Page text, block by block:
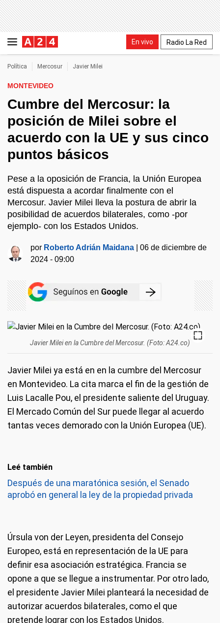
En vivo Radio La Red
Política Mercosur Javier Milei
MONTEVIDEO
Cumbre del Mercosur: la
posición de Milei sobre el
acuerdo con la UE y sus cinco
puntos básicos
Pese a la oposición de Francia, la Unión Europea
está dispuesta a acordar finalmente con el
Mercosur. Javier Milei lleva la postura de abrir la
posibilidad de acuerdos bilaterales, como -por
ejemplo- con los Estados Unidos.
por Roberto Adrián Maidana |06 de diciembre de
2024 - 09:00
Javier Milei en la Cumbre del Mercosur. (Foto: A24.co)
Javier Milei ya está en en la cumbre del Mercosur
en Montevideo. La cita marca el fin de la gestión de
Luis Lacalle Pou, el presidente saliente del Uruguay.
El Mercado Común del Sur puede llegar al acuerdo
tantas veces demorado con la Unión Europea (UE).
Leé también
Después de una maratónica sesión, el Senado
aprobó en general la ley de la propiedad privada
Úrsula von der Leyen, presidenta del Consejo
Europeo, está en representación de la UE para
definir esa asociación estratégica. Francia se
opone a que se llegue a instrumentar. Por otro lado,
el presidente Javier Milei planteará la necesidad de
autorizar acuerdos bilaterales, como el que
pretende lograr con los Estados Unidos.